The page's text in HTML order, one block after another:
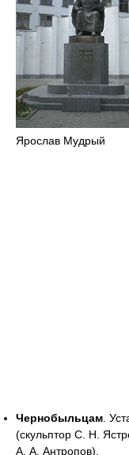
Ярослав Мудрый
Чернобыльцам .
(скульптор С. Н.
А. А. Антропов).